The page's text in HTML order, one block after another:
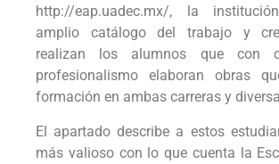
http://eap.uadec.mx/, la
amplio catálogo del trabajo y
realizan los alumnos que con
profesionalismo elaboran obras
formación en ambas carreras y
El apartado describe a estos
más valioso con lo que cuenta la